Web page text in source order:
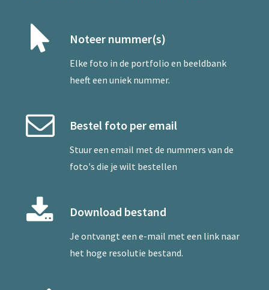
Noteer nummer(s)
Elke foto in de portfolio en beeldbank
heeft een uniek nummer.
Bestel foto per email
Stuur een email met de nummers van de
foto's die je wilt bestellen
Download bestand
Je ontvangt een e-mail met een link naar
het hoge resolutie bestand.